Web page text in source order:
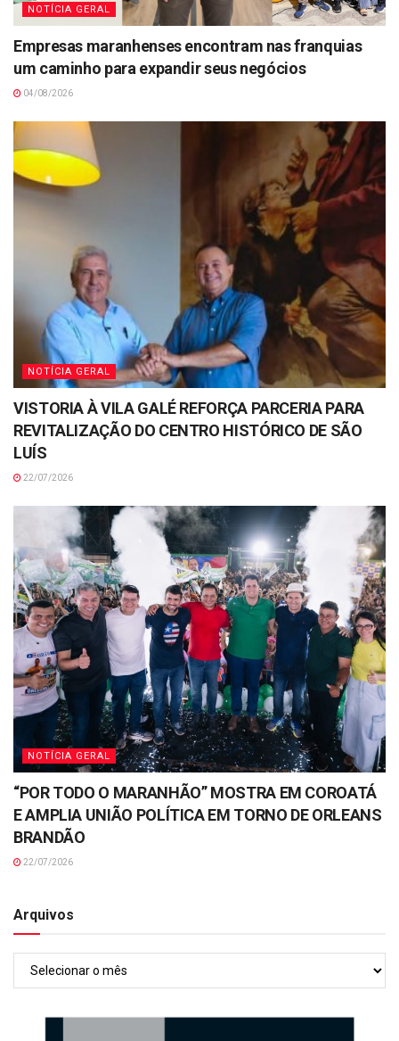
NOTÍCIA GERAL
Empresas maranhenses encontram nas franquias
um caminho para expandir seus negócios
04/08/2026
NOTÍCIA GERAL
VISTORIA À VILA GALÉ REFORÇA PARCERIA PARA
REVITALIZAÇÃO DO CENTRO HISTÓRICO DE SÃO
LUÍS
22/07/2026
NOTÍCIA GERAL
“POR TODO O MARANHÃO” MOSTRA EM COROATÁ
E AMPLIA UNIÃO POLÍTICA EM TORNO DE ORLEANS
BRANDÃO
22/07/2026
Arquivos
Arquivos